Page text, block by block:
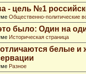
- цель №1
Общественно-политические
было: Один на
Историческая страница
белые и
Разное